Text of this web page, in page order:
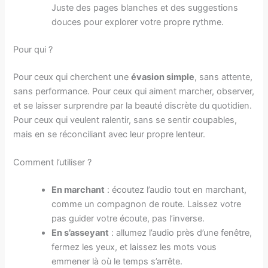
Juste des pages blanches et des suggestions
douces pour explorer votre propre rythme.
Pour qui ?
Pour ceux qui cherchent uneévasion simple, sans attente,
sans performance. Pour ceux qui aiment marcher, observer,
et se laisser surprendre par la beauté discrète du quotidien.
Pour ceux qui veulent ralentir, sans se sentir coupables,
mais en se réconciliant avec leur propre lenteur.
Comment l’utiliser ?
En marchant : écoutez l’audio tout en marchant,
comme un compagnon de route. Laissez votre
pas guider votre écoute, pas l’inverse.
En s’asseyant : allumez l’audio près d’une fenêtre,
fermez les yeux, et laissez les mots vous
emmener là où le temps s’arrête.